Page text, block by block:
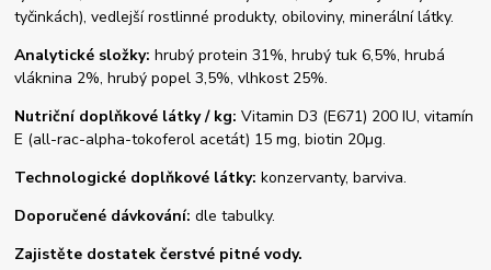
tyčinkách), vedlejší rostlinné produkty, obiloviny, minerální látky.
Analytické složky: hrubý protein 31%, hrubý tuk 6,5%, hrubá
vláknina 2%, hrubý popel 3,5%, vlhkost 25%.
Nutriční doplňkové látky / kg: Vitamin D3 (E671) 200 IU, vitamín
E (all-rac-alpha-tokoferol acetát) 15 mg, biotin 20µg.
Technologické doplňkové látky: konzervanty, barviva.
Doporučené dávkování: dle tabulky.
Zajistěte dostatek čerstvé pitné vody.